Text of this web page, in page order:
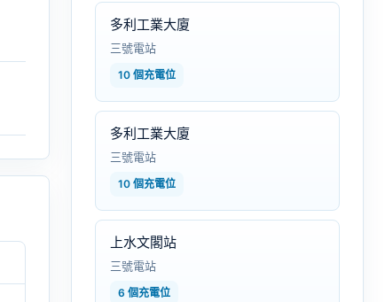
多利工業大廈
三號電站
10 個充電位
多利工業大廈
三號電站
10 個充電位
上水文閣站
三號電站
6 個充電位